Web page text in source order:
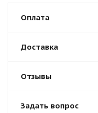
Оплата
Доставка
Отзывы
Задать вопрос